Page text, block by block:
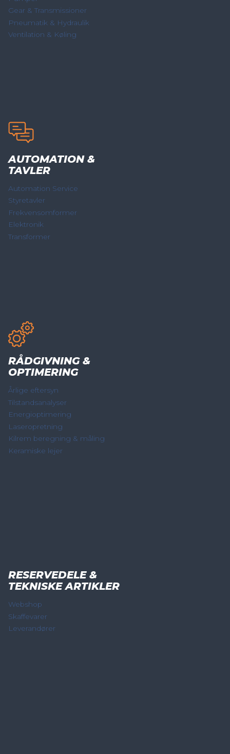
Gear & Transmissioner
Pneumatik & Hydraulik
Ventilation & Køling
AUTOMATION &
TAVLER
Automation Service
Styretavler
Frekvensomformer
Elektronik
Transformer
RÅDGIVNING &
OPTIMERING
Årlige eftersyn
Tilstandsanalyser
Energioptimering
Laseropretning
Kilrem beregning & måling
Keramiske lejer
RESERVEDELE &
TEKNISKE ARTIKLER
Webshop
Skaffevarer
Leverandører